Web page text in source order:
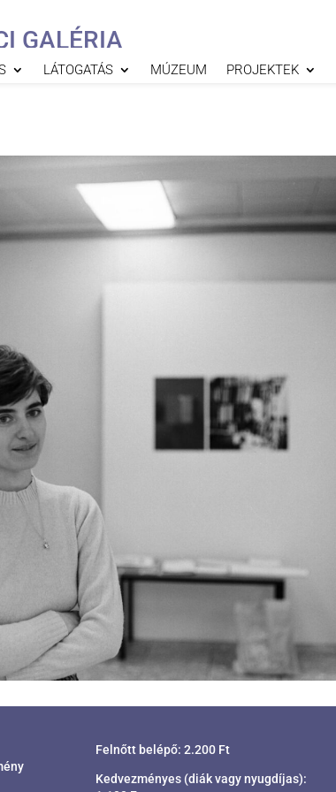
GALÉRIA
LÁTOGATÁS MÚZEUM PROJEKTEK
Felnőtt belépő: 2.200 Ft
Kedvezményes (diák vagy nyugdíjas):